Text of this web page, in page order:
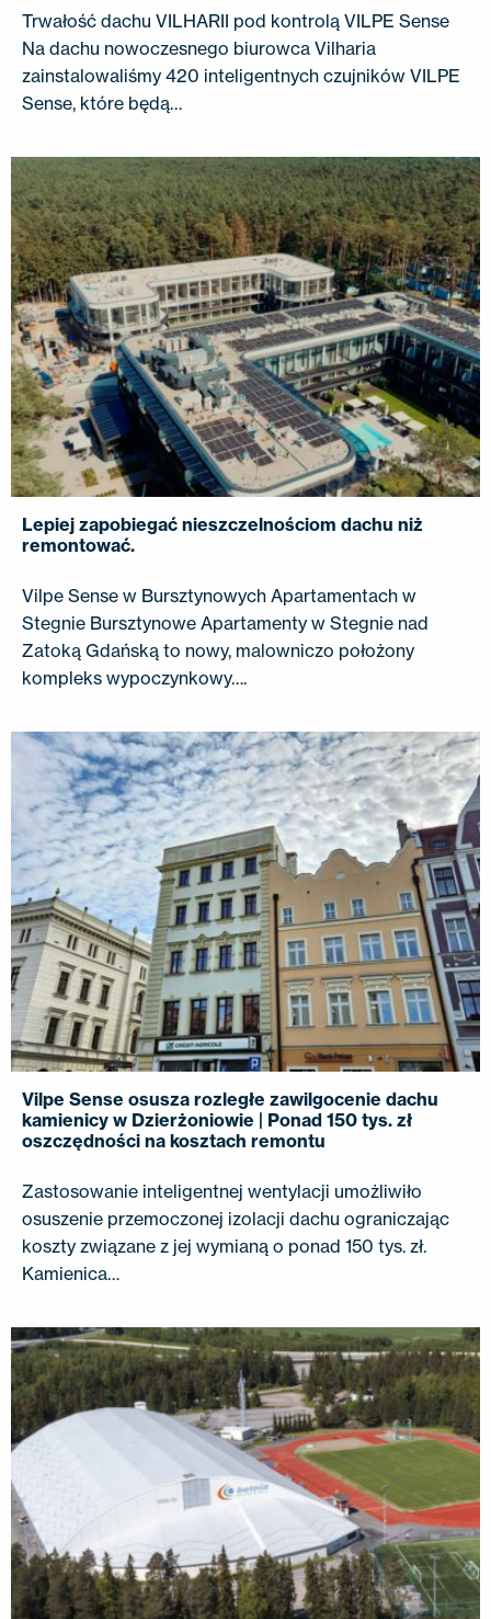
Trwałość dachu VILHARII pod kontrolą VILPE Sense
Na dachu nowoczesnego biurowca Vilharia
zainstalowaliśmy 420 inteligentnych czujników VILPE
Sense, które będą…
Lepiej zapobiegać nieszczelnościom dachu niż
remontować.
Vilpe Sense w Bursztynowych Apartamentach w
Stegnie Bursztynowe Apartamenty w Stegnie nad
Zatoką Gdańską to nowy, malowniczo położony
kompleks wypoczynkowy….
Vilpe Sense osusza rozległe zawilgocenie dachu
kamienicy w Dzierżoniowie | Ponad 150 tys. zł
oszczędności na kosztach remontu
Zastosowanie inteligentnej wentylacji umożliwiło
osuszenie przemoczonej izolacji dachu ograniczając
koszty związane z jej wymianą o ponad 150 tys. zł.
Kamienica…